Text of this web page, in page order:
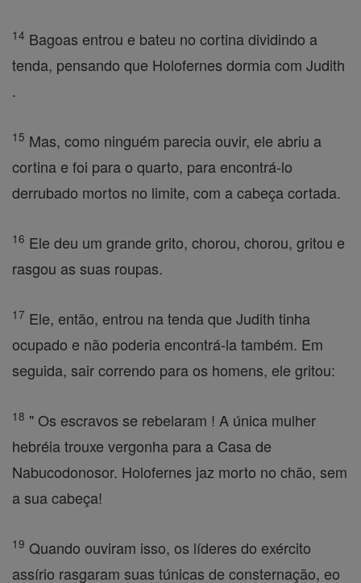
14 Bagoas entrou e bateu no cortina dividindo a
tenda, pensando que Holofernes dormia com Judith
.
15 Mas, como ninguém parecia ouvir, ele abriu a
cortina e foi para o quarto, para encontrá-lo
derrubado mortos no limite, com a cabeça cortada.
16 Ele deu um grande grito, chorou, chorou, gritou e
rasgou as suas roupas.
17 Ele, então, entrou na tenda que Judith tinha
ocupado e não poderia encontrá-la também. Em
seguida, sair correndo para os homens, ele gritou:
18 " Os escravos se rebelaram ! A única mulher
hebréia trouxe vergonha para a Casa de
Nabucodonosor. Holofernes jaz morto no chão, sem
a sua cabeça!
19 Quando ouviram isso, os líderes do exército
assírio rasgaram suas túnicas de consternação, eo